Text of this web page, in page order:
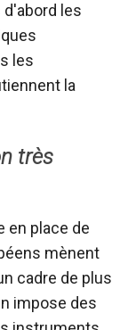
d'abord les
les
la
très
en place de
mènent
cadre de plus
impose des